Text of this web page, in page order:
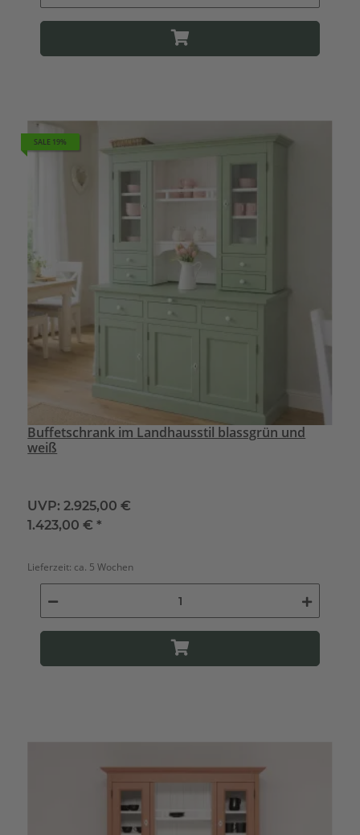
SALE 19%
Buffetschrank im Landhausstil blassgrün und
weiß
UVP: 2.925,00 €
1.423,00 €*
Lieferzeit: ca. 5 Wochen